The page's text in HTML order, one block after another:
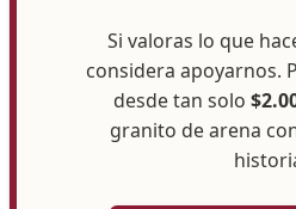
Si valoras lo que
considera apoyarnos.
desde tan solo
granito de arena